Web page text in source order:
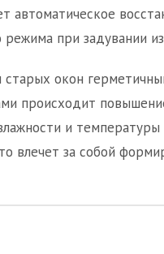
автоматическое
режима при задувании
старых окон
происходит
и температуры
влечет за собой